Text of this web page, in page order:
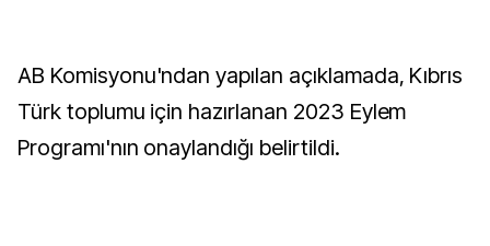
AB Komisyonu'ndan yapılan açıklamada, Kıbrıs
Türk toplumu için hazırlanan 2023 Eylem
Programı'nın onaylandığı belirtildi.